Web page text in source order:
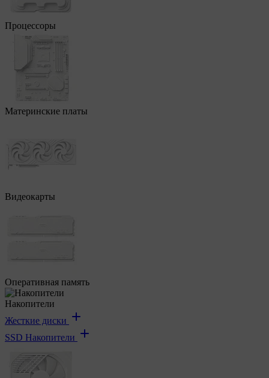
Процессоры
Материнские платы
Видеокарты
Оперативная память
Накопители
Жесткие диски
SSD Накопители